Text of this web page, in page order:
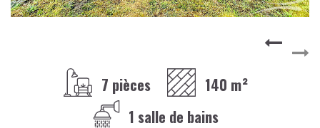
7 pièces
140 m²
1 salle de bains